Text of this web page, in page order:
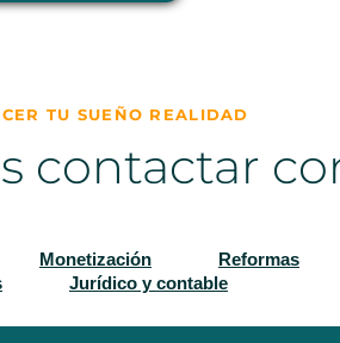
TU SUEÑO REALIDAD
contactar
Monetización
Reformas
Jurídico y contable